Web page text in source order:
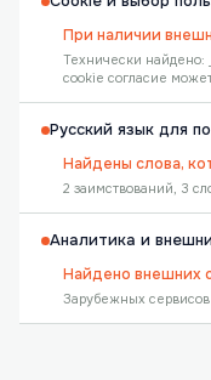
При наличии
Технически найдено:
cookie согласие
Русский язык для
Найдены слова,
2 заимствований, 3
Аналитика и
Найдено внешних
Зарубежных сервисов